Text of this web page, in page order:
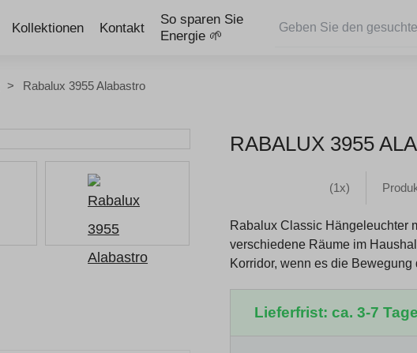
Kollektionen Kontakt
So sparen Sie
Energie 🌱
Rabalux 3955 Alabastro
RABALUX 3955
(1x)
Rabalux Classic Hängeleuchter
verschiedene Räume im
Korridor, wenn es die
Lieferfrist: ca. 3-7